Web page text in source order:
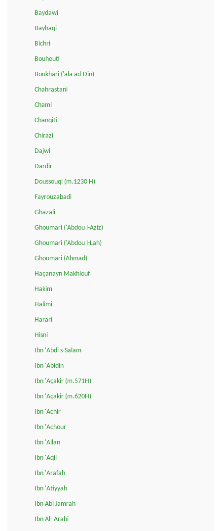
Baydawi
Bayhaqi
Bichri
Bouhouti
Boukhari ('ala ad-Din)
Chahrastani
Chami
Chanqiti
Chirazi
Dajwi
Dardir
Doussouqi (m.1230 H)
Fayrouzabadi
Ghazali
Ghoumari ('Abdou l-Aziz)
Ghoumari ('Abdou l-Lah)
Ghoumari (Ahmad)
Haçanayn Makhlouf
Hakim
Halimi
Harari
Hisni
Ibn 'Abdi s-Salam
Ibn 'Abidin
Ibn 'Açakir (m.571H)
Ibn 'Açakir (m.620H)
Ibn 'Achir
Ibn 'Achour
Ibn 'Allan
Ibn 'Aqil
Ibn 'Arafah
Ibn 'Atiyyah
Ibn Abi Jamrah
Ibn Al-'Arabi